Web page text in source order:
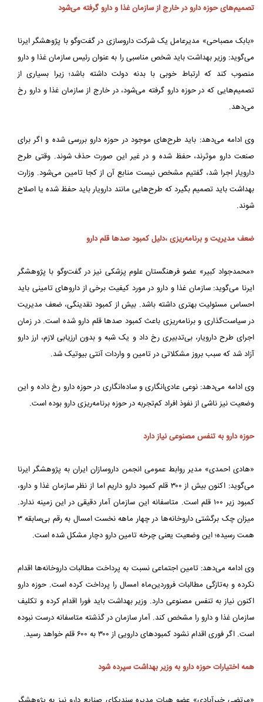
تصمیم‌های حوزه دارو در خارج از سازمان غذا و دارو گرفته می‌شود
«بابک مصباحی» مدیرعامل یک شرکت داروسازی در گفت‌وگو با پژوهشگر ایرنا
می‌گوید: وزیر بهداشت باید شخص مناسبی را به عنوان رئیس سازمان غذا و دارو
منصوب کند که ارتباط خوبی با بدنه دولت داشته باشد؛ زیرا بسیاری از
تصمیم‌هایی که در حوزه دارو گرفته می‌شود، در خارج از سازمان غذا و دارو رخ
می‌دهد.
وی ادامه می‌دهد: باید طرح‌های موجود در حوزه دارو بررسی شده و اگر برای
صنعت دارو موثرند، حفظ شده و در غیر این صورت حذف شوند. وقتی طرح
دارویار اجرا شد، گفتیم مشخص نیست منابع آن از کجا تامین می‌شود. وزارت
بهداشت باید تصمیم بگیرد که طرح‌هایی مانند دارویار باید حفظ شده یا اصلاح
شوند.
ضعف مدیریت و برنامه‌ریزی ،دلیل کمبود صدها قلم دارو
«محمدجواد کبیر» عضو فرهنگستان علوم پزشکی نیز در گفت‌وگو با پژوهشگر
ایرنا می‌گوید: سازمان غذا و دارو در مورد کیفیت برخی از داروهای تامینی باید
احساس مسئولیت بهتری داشته باشد. بیش از کمبود نقدینگی، ضعف مدیریت
در سیاست‌گذاری و برنامه‌ریزی باعث کمبود صدها قلم دارو شده است. در زمان
اجرای طرح دارویار، بی‌تدبیری رخ داد و یک شبه و بدون ارزیابی لازم، ارز دارو
آزاد شد که سبب بروز مشکلاتی در تامین و واردات آنتی بیوتیک شد.
وی ادامه می‌دهد: نوعی عادی‌انگاری و ساده‌انگاری در حوزه دارو رخ داده و این
وضعیت نیز ناشی از نفوذ افراد کم‌تجربه در حوزه برنامه‌ریزی دارو بوده است.
حوزه دارو به تنفس مصنوعی نیاز دارد
«هادی احمدی» مدیر روابط عمومی انجمن داروسازان ایران به پژوهشگر ایرنا
می‌گوید: اکنون بیش از ۳۰۰ قلم کمبود دارو داریم اما از نظر سازمان غذا و دارو،
کمبود زیر ۱۰۰ قلم است. متاسفانه این سازمان آمار دقیقی در این زمینه ندارد.
میزان چک برگشتی داروخانه‌ها در چهار ماهه نخست امسال به رقم بی‌سابقه ۳
همت رسیده؛ این وضعیت یعنی چرخه تامین دارو دچار مشکل شده است.
وی ادامه می‌دهد: تامین اجتماعی نسبت به پرداخت مطالبات داروخانه‌ها اقدام
نکرده و به‌تازگی مطالبات فروردین‌ماه امسال را پرداخت کرده است. حوزه دارو
اکنون نیاز به تنفس مصنوعی دارد. وزیر بهداشت باید فورا اقدام کرده و تکلیف
سازمان غذا و دارو را مشخص کند. آمار سازمان در گذشته متاسفانه درست نبوده
است. اگر فوری اقدام نشود کمبودهای دارویی از ۳۰۰ به ۶۰۰ قلم خواهد رسید.
همه اختیارات حوزه دارو به وزیر بهداشت سپرده شود